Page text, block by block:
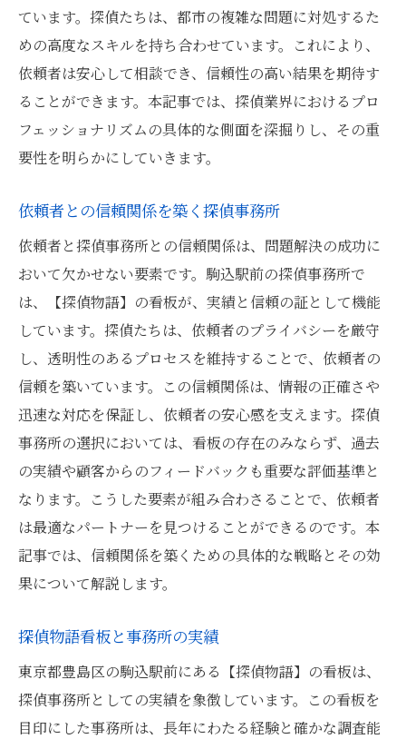
ています。探偵たちは、都市の複雑な問題に対処するた
めの高度なスキルを持ち合わせています。これにより、
依頼者は安心して相談でき、信頼性の高い結果を期待す
ることができます。本記事では、探偵業界におけるプロ
フェッショナリズムの具体的な側面を深掘りし、その重
要性を明らかにしていきます。
依頼者との信頼関係を築く探偵事務所
依頼者と探偵事務所との信頼関係は、問題解決の成功に
おいて欠かせない要素です。駒込駅前の探偵事務所で
は、【探偵物語】の看板が、実績と信頼の証として機能
しています。探偵たちは、依頼者のプライバシーを厳守
し、透明性のあるプロセスを維持することで、依頼者の
信頼を築いています。この信頼関係は、情報の正確さや
迅速な対応を保証し、依頼者の安心感を支えます。探偵
事務所の選択においては、看板の存在のみならず、過去
の実績や顧客からのフィードバックも重要な評価基準と
なります。こうした要素が組み合わさることで、依頼者
は最適なパートナーを見つけることができるのです。本
記事では、信頼関係を築くための具体的な戦略とその効
果について解説します。
探偵物語看板と事務所の実績
東京都豊島区の駒込駅前にある【探偵物語】の看板は、
探偵事務所としての実績を象徴しています。この看板を
目印にした事務所は、長年にわたる経験と確かな調査能